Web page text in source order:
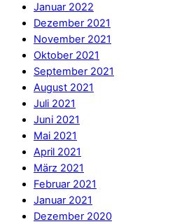
Januar 2022
Dezember 2021
November 2021
Oktober 2021
September 2021
August 2021
Juli 2021
Juni 2021
Mai 2021
April 2021
März 2021
Februar 2021
Januar 2021
Dezember 2020